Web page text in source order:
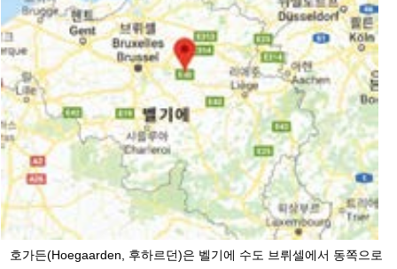
호가든(Hoegaarden, 후하르던)은 벨기에 수도 브뤼셀에서 동쪽으로